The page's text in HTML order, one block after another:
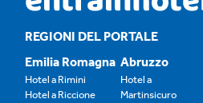
REGIONI DEL PORTALE
Emilia Romagna
Hotel a Rimini
Hotel a Riccione
Abruzzo
Hotel a
Martinsicuro